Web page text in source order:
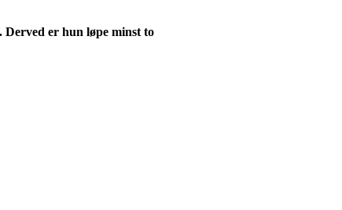
er hun løpe minst to